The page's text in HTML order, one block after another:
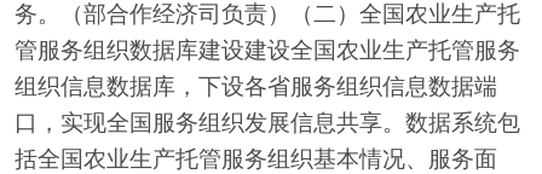
务。（部合作经济司负责）（二）全国农业生产托
管服务组织数据库建设建设全国农业生产托管服务
组织信息数据库，下设各省服务组织信息数据端
口，实现全国服务组织发展信息共享。数据系统包
括全国农业生产托管服务组织基本情况、服务面